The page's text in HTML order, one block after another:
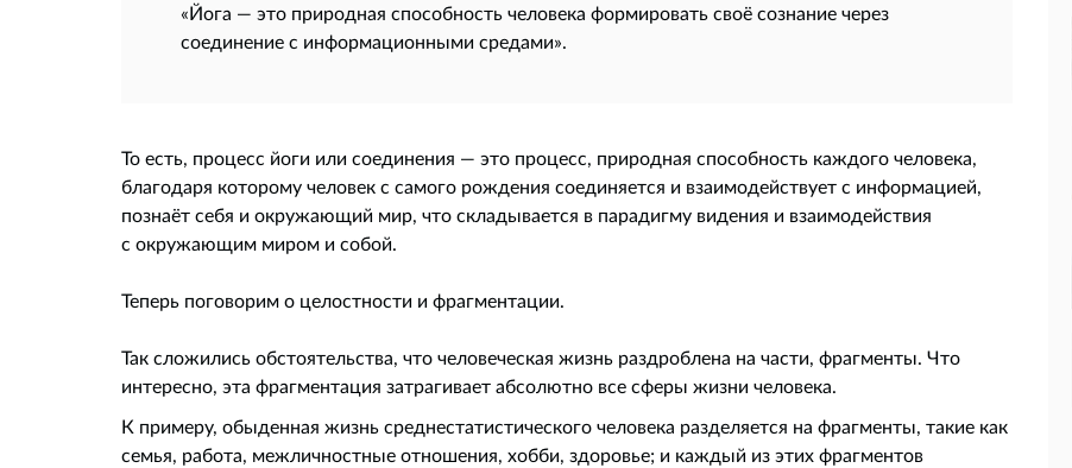
«Йога — это природная способность человека формировать своё сознание через
соединение с информационными средами».
То есть, процесс йоги или соединения — это процесс, природная способность каждого человека,
благодаря которому человек с самого рождения соединяется и взаимодействует с информацией,
познаёт себя и окружающий мир, что складывается в парадигму видения и взаимодействия
с окружающим миром и собой.
Теперь поговорим о целостности и фрагментации.
Так сложились обстоятельства, что человеческая жизнь раздроблена на части, фрагменты. Что
интересно, эта фрагментация затрагивает абсолютно все сферы жизни человека.
К примеру, обыденная жизнь среднестатистического человека разделяется на фрагменты, такие как
семья, работа, межличностные отношения, хобби, здоровье; и каждый из этих фрагментов